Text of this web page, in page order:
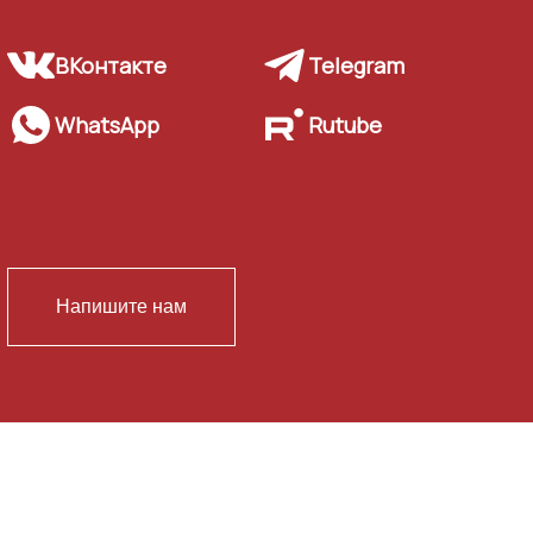
ВКонтакте Telegram
WhatsApp Rutube
Напишите нам